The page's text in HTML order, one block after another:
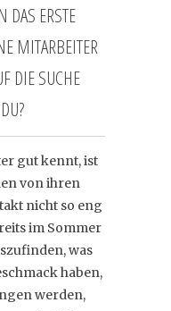
ERSTE
MITARBEITER
DIE SUCHE
gut kennt, ist
von ihren
nicht so eng
im Sommer
was
haben,
werden,